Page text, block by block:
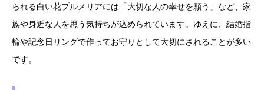
られる白い花プルメリアには「大切な人の幸せを願う」など、家
族や身近な人を思う気持ちが込められています。ゆえに、結婚指
輪や記念日リングで作ってお守りとして大切にされることが多い
です。